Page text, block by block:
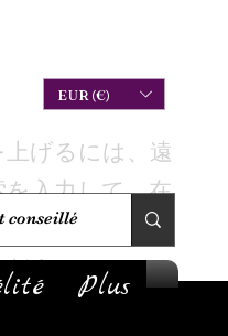
EUR (€)
Plus
げるには、遠
入力して、在
どうかを確認し
ださい。